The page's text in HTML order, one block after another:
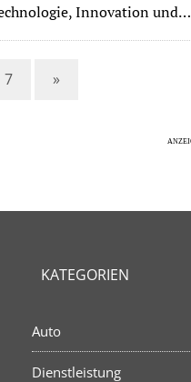
Innovation und…
7 »
KATEGORIEN
Auto
Dienstleistung